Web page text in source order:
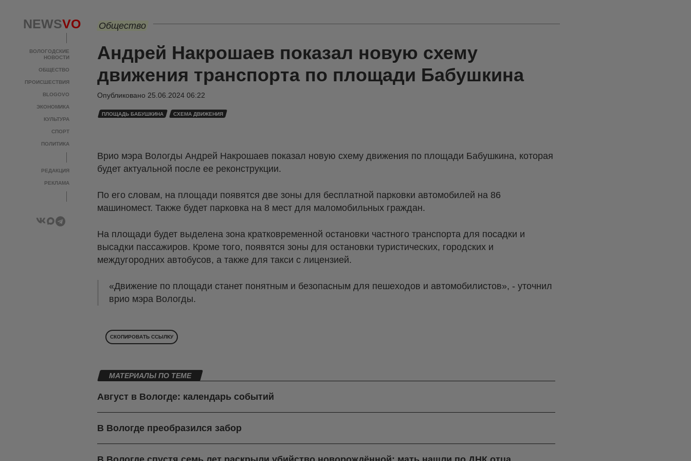
NEWSVO
ВОЛОГОДСКИЕ
НОВОСТИ
ОБЩЕСТВО
ПРОИСШЕСТВИЯ
BLOGOVO
ЭКОНОМИКА
КУЛЬТУРА
СПОРТ
ПОЛИТИКА
РЕДАКЦИЯ
РЕКЛАМА
Общество
Андрей Накрошаев показал новую схему
движения транспорта по площади Бабушкина
Опубликовано 25.06.2024 06:22
ПЛОЩАДЬ БАБУШКИНА СХЕМА ДВИЖЕНИЯ
Врио мэра Вологды Андрей Накрошаев показал новую схему движения по площади Бабушкина, которая
будет актуальной после ее реконструкции.
По его словам, на площади появятся две зоны для бесплатной парковки автомобилей на 86
машиномест. Также будет парковка на 8 мест для маломобильных граждан.
На площади будет выделена зона кратковременной остановки частного транспорта для посадки и
высадки пассажиров. Кроме того, появятся зоны для остановки туристических, городских и
междугородних автобусов, а также для такси с лицензией.
«Движение по площади станет понятным и безопасным для пешеходов и автомобилистов», - уточнил
врио мэра Вологды.
СКОПИРОВАТЬ ССЫЛКУ
МАТЕРИАЛЫ ПО ТЕМЕ
Август в Вологде: календарь событий
В Вологде преобразился забор